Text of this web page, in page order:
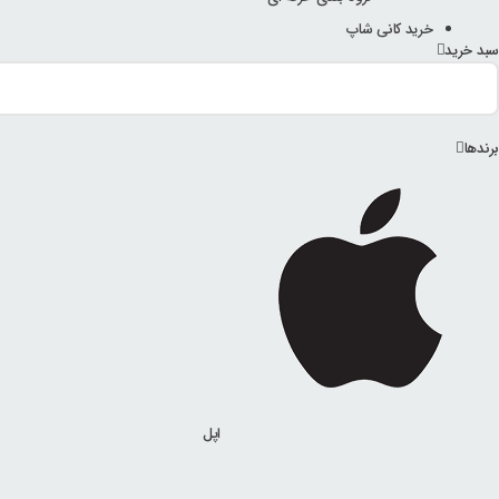
خرید کانی شاپ
سبد خرید
برندها
اپل